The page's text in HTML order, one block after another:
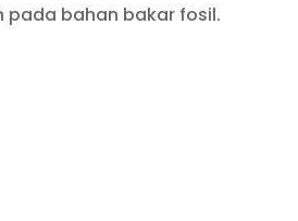
pada bahan bakar fosil.